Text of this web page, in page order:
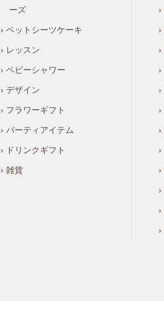
ーズ
› ペットシーツケーキ
› レッスン
› ベビーシャワー
› デザイン
› フラワーギフト
› パーティアイテム
› ドリンクギフト
› 雑貨
›